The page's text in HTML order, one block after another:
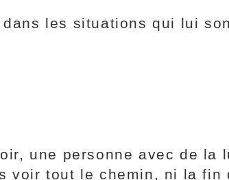
les situations qui lui
une personne avec de la
voir tout le chemin, ni la fin